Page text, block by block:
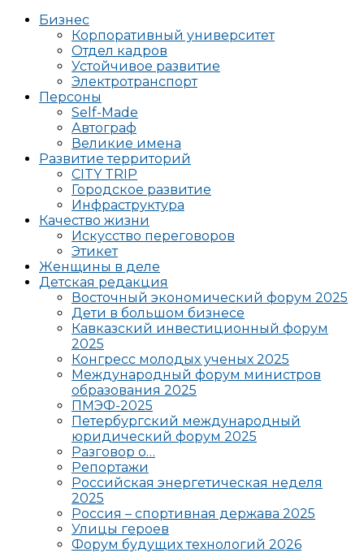
Бизнес
Корпоративный университет
Отдел кадров
Устойчивое развитие
Электротранспорт
Персоны
Self-Made
Автограф
Великие имена
Развитие территорий
CITY TRIP
Городское развитие
Инфраструктура
Качество жизни
Искусство переговоров
Этикет
Женщины в деле
Детская редакция
Восточный экономический форум 2025
Дети в большом бизнесе
Кавказский инвестиционный форум
2025
Конгресс молодых ученых 2025
Международный форум министров
образования 2025
ПМЭФ-2025
Петербургский международный
юридический форум 2025
Разговор о…
Репортажи
Российская энергетическая неделя
2025
Россия – спортивная держава 2025
Улицы героев
Форум будущих технологий 2026